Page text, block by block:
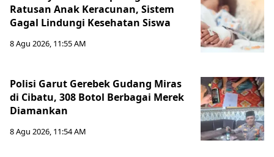
Ratusan Anak Keracunan, Sistem
Gagal Lindungi Kesehatan Siswa
8 Agu 2026, 11:55 AM
Polisi Garut Gerebek Gudang Miras
di Cibatu, 308 Botol Berbagai Merek
Diamankan
8 Agu 2026, 11:54 AM